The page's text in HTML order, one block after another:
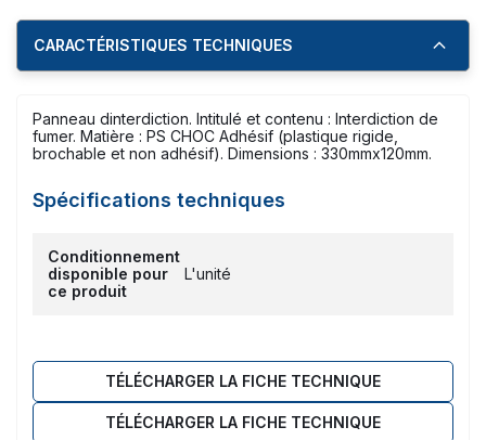
CARACTÉRISTIQUES TECHNIQUES
Panneau dinterdiction. Intitulé et contenu : Interdiction de
fumer. Matière : PS CHOC Adhésif (plastique rigide,
brochable et non adhésif). Dimensions : 330mmx120mm.
Spécifications techniques
Conditionnement
disponible pour
ce produit
L'unité
TÉLÉCHARGER LA FICHE TECHNIQUE
TÉLÉCHARGER LA FICHE TECHNIQUE